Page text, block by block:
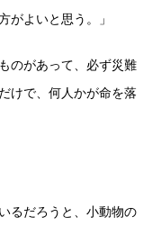
がよいと思う。」
のがあって、必ず災難
けで、何人かが命を落
るだろうと、小動物の